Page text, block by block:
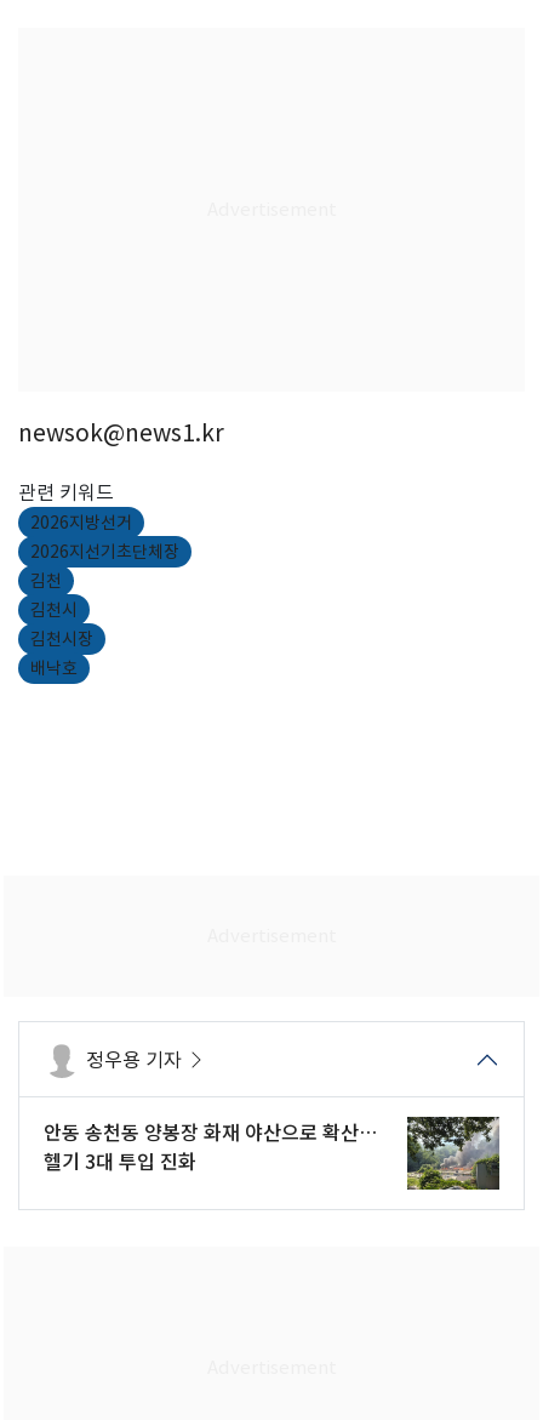
newsok@news1.kr
관련 키워드
2026지방선거
2026지선기초단체장
김천
김천시
김천시장
배낙호
정우용 기자
안동 송천동 양봉장 화재 야산으로 확산…
헬기 3대 투입 진화